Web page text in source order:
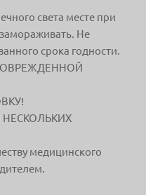
света месте при
замораживать. Не
срока годности.
медицинского